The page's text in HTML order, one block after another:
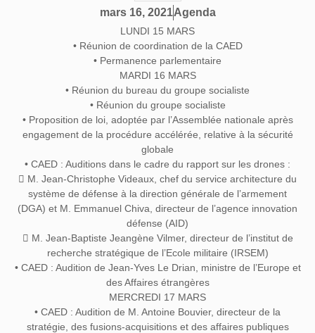
mars 16, 2021Agenda
LUNDI 15 MARS
• Réunion de coordination de la CAED
• Permanence parlementaire
MARDI 16 MARS
• Réunion du bureau du groupe socialiste
• Réunion du groupe socialiste
• Proposition de loi, adoptée par l’Assemblée nationale après
engagement de la procédure accélérée, relative à la sécurité
globale
• CAED : Auditions dans le cadre du rapport sur les drones :
 M. Jean-Christophe Videaux, chef du service architecture du
système de défense à la direction générale de l’armement
(DGA) et M. Emmanuel Chiva, directeur de l’agence innovation
défense (AID)
 M. Jean-Baptiste Jeangène Vilmer, directeur de l’institut de
recherche stratégique de l’Ecole militaire (IRSEM)
• CAED : Audition de Jean-Yves Le Drian, ministre de l’Europe et
des Affaires étrangères
MERCREDI 17 MARS
• CAED : Audition de M. Antoine Bouvier, directeur de la
stratégie, des fusions-acquisitions et des affaires publiques